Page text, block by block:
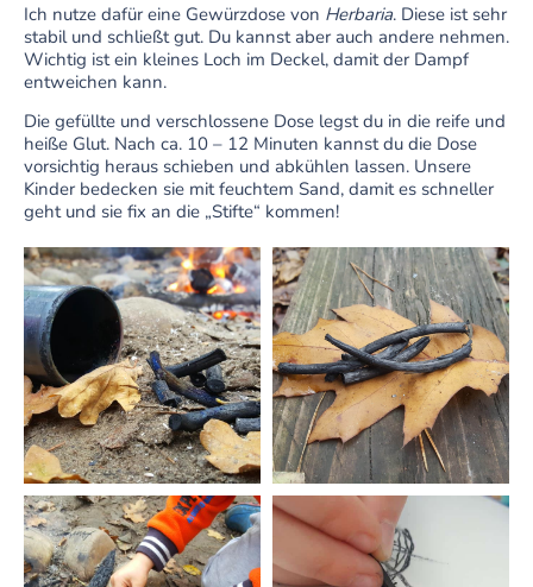
Ich nutze dafür eine Gewürzdose von Herbaria. Diese ist sehr
stabil und schließt gut. Du kannst aber auch andere nehmen.
Wichtig ist ein kleines Loch im Deckel, damit der Dampf
entweichen kann.
Die gefüllte und verschlossene Dose legst du in die reife und
heiße Glut. Nach ca. 10 – 12 Minuten kannst du die Dose
vorsichtig heraus schieben und abkühlen lassen. Unsere
Kinder bedecken sie mit feuchtem Sand, damit es schneller
geht und sie fix an die „Stifte“ kommen!